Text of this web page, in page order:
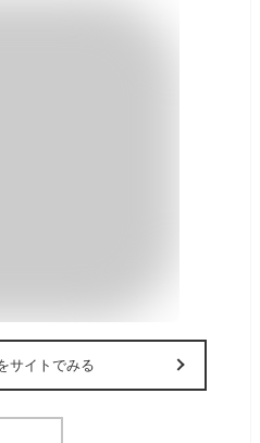
サイトでみる